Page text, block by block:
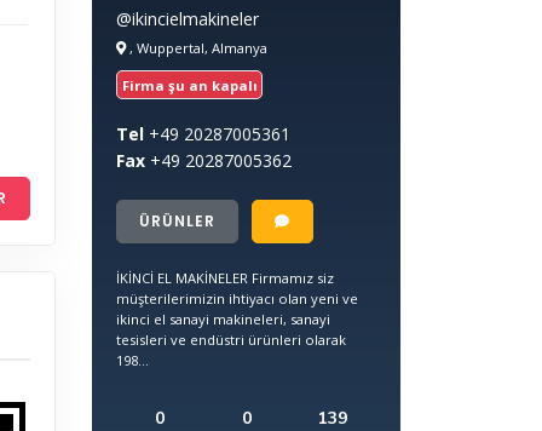
@ikincielmakineler
, Wuppertal, Almanya
Firma şu an kapalı
Tel +49 20287005361
Fax +49 20287005362
ÜRÜNLER
İKİNCİ EL MAKİNELER Firmamız siz
müşterilerimizin ihtiyacı olan yeni ve
ikinci el sanayi makineleri, sanayi
tesisleri ve endüstri ürünleri olarak
198...
0 0 139